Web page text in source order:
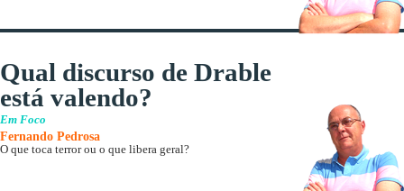
Qual discurso de Drable
está valendo?
Em Foco
Fernando Pedrosa
O que toca terror ou o que libera geral?